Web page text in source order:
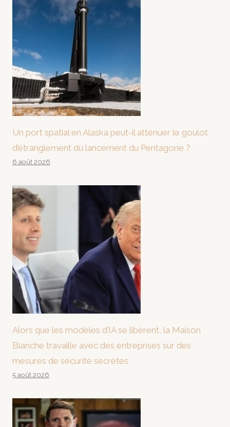
Un port spatial en Alaska peut-il atténuer le goulot
d’étranglement du lancement du Pentagone ?
6 août 2026
Alors que les modèles d’IA se libèrent, la Maison
Blanche travaille avec des entreprises sur des
mesures de sécurité secrètes
5 août 2026